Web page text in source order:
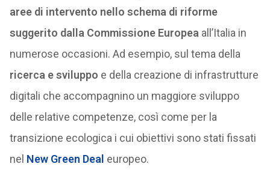
aree di intervento nello schema di riforme
suggerito dalla Commissione Europea all’Italia in
numerose occasioni. Ad esempio, sul tema della
ricerca e sviluppo e della creazione di infrastrutture
digitali che accompagnino un maggiore sviluppo
delle relative competenze, così come per la
transizione ecologica i cui obiettivi sono stati fissati
nel New Green Deal europeo.